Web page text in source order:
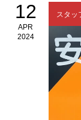
12
APR
2024
スタッ